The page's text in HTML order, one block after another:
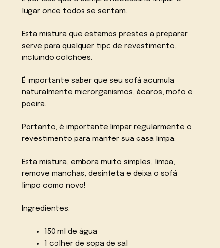
lugar onde todos se sentam.
Esta mistura que estamos prestes a preparar
serve para qualquer tipo de revestimento,
incluindo colchões.
É importante saber que seu sofá acumula
naturalmente microrganismos, ácaros, mofo e
poeira.
Portanto, é importante limpar regularmente o
revestimento para manter sua casa limpa.
Esta mistura, embora muito simples, limpa,
remove manchas, desinfeta e deixa o sofá
limpo como novo!
Ingredientes:
150 ml de água
1 colher de sopa de sal